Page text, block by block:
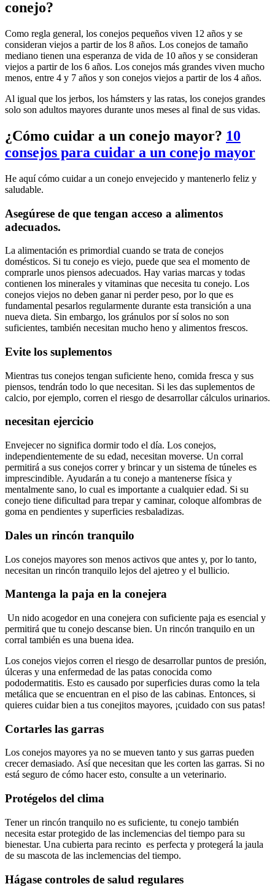
conejo?
Como regla general, los conejos pequeños viven 12 años y se
consideran viejos a partir de los 8 años. Los conejos de tamaño
mediano tienen una esperanza de vida de 10 años y se consideran
viejos a partir de los 6 años. Los conejos más grandes viven mucho
menos, entre 4 y 7 años y son conejos viejos a partir de los 4 años.
Al igual que los jerbos, los hámsters y las ratas, los conejos grandes
solo son adultos mayores durante unos meses al final de sus vidas.
¿Cómo cuidar a un conejo mayor? 10
consejos para cuidar a un conejo mayor
He aquí cómo cuidar a un conejo envejecido y mantenerlo feliz y
saludable.
Asegúrese de que tengan acceso a alimentos
adecuados.
La alimentación es primordial cuando se trata de conejos
domésticos. Si tu conejo es viejo, puede que sea el momento de
comprarle unos piensos adecuados. Hay varias marcas y todas
contienen los minerales y vitaminas que necesita tu conejo. Los
conejos viejos no deben ganar ni perder peso, por lo que es
fundamental pesarlos regularmente durante esta transición a una
nueva dieta. Sin embargo, los gránulos por sí solos no son
suficientes, también necesitan mucho heno y alimentos frescos.
Evite los suplementos
Mientras tus conejos tengan suficiente heno, comida fresca y sus
piensos, tendrán todo lo que necesitan. Si les das suplementos de
calcio, por ejemplo, corren el riesgo de desarrollar cálculos urinarios.
necesitan ejercicio
Envejecer no significa dormir todo el día. Los conejos,
independientemente de su edad, necesitan moverse. Un corral
permitirá a sus conejos correr y brincar y un sistema de túneles es
imprescindible. Ayudarán a tu conejo a mantenerse física y
mentalmente sano, lo cual es importante a cualquier edad. Si su
conejo tiene dificultad para trepar y caminar, coloque alfombras de
goma en pendientes y superficies resbaladizas.
Dales un rincón tranquilo
Los conejos mayores son menos activos que antes y, por lo tanto,
necesitan un rincón tranquilo lejos del ajetreo y el bullicio.
Mantenga la paja en la conejera
Un nido acogedor en una conejera con suficiente paja es esencial y
permitirá que tu conejo descanse bien. Un rincón tranquilo en un
corral también es una buena idea.
Los conejos viejos corren el riesgo de desarrollar puntos de presión,
úlceras y una enfermedad de las patas conocida como
pododermatitis. Esto es causado por superficies duras como la tela
metálica que se encuentran en el piso de las cabinas. Entonces, si
quieres cuidar bien a tus conejitos mayores, ¡cuidado con sus patas!
Cortarles las garras
Los conejos mayores ya no se mueven tanto y sus garras pueden
crecer demasiado. Así que necesitan que les corten las garras. Si no
está seguro de cómo hacer esto, consulte a un veterinario.
Protégelos del clima
Tener un rincón tranquilo no es suficiente, tu conejo también
necesita estar protegido de las inclemencias del tiempo para su
bienestar. Una cubierta para recinto es perfecta y protegerá la jaula
de su mascota de las inclemencias del tiempo.
Hágase controles de salud regulares